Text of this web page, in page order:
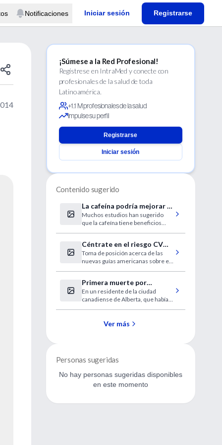
Notificaciones Iniciar sesión Registrarse
¡Súmese a la Red Profesional!
Regístrese en IntraMed y conecte con
profesionales de la salud de toda
Latinoamérica.
+1.1 M profesionales de la salud
Impulse su perfil
Registrarse
Iniciar sesión
Contenido sugerido
La cafeína podría mejorar la
memoria largo plazo
Muchos estudios han sugerido
que la cafeína tiene beneficios
Revista Nature Neuroscience
sugieren que una dosis de cafeína
luego de una sesión de estudio
podría mejorar la memoria a largo
plazo.
Céntrate en el riesgo CV
antes que en las cifras de
colesterol
Toma de posición acerca de las
nuevas guías americanas sobre el
Primera muerte por
influenza aviar A (H5N1) en
América
En un residente de la ciudad
canadiense de Alberta, que había
Ver más
Personas sugeridas
No hay personas sugeridas disponibles
en este momento